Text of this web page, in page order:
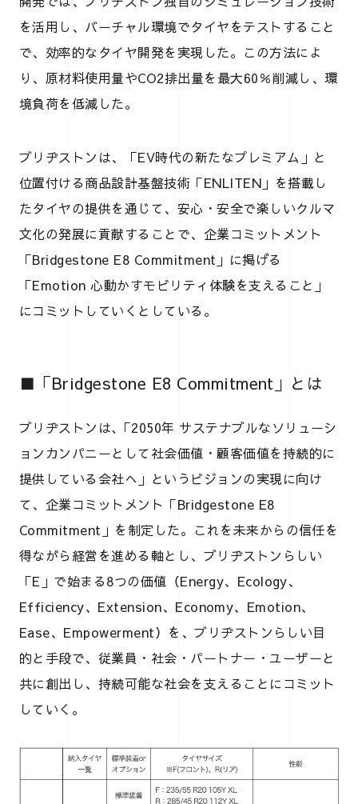
を活用し、バーチャル環境でタイヤをテストすること
で、効率的なタイヤ開発を実現した。この方法によ
り、原材料使用量やCO2排出量を最大60％削減し、環
境負荷を低減した。
ブリヂストンは、「EV時代の新たなプレミアム」と
位置付ける商品設計基盤技術「ENLITEN」を搭載し
たタイヤの提供を通じて、安心・安全で楽しいクルマ
文化の発展に貢献することで、企業コミットメント
「Bridgestone E8 Commitment」に掲げる
「Emotion 心動かすモビリティ体験を支えること」
にコミットしていくとしている。
■「Bridgestone E8 Commitment」とは
ブリヂストンは､「2050年 サステナブルなソリューシ
ョンカンパニーとして社会価値・顧客価値を持続的に
提供している会社へ」というビジョンの実現に向け
て、企業コミットメント「Bridgestone E8
Commitment」を制定した。これを未来からの信任を
得ながら経営を進める軸とし、ブリヂストンらしい
「E」で始まる8つの価値（Energy、Ecology、
Efficiency、Extension、Economy、Emotion、
Ease、Empowerment）を、ブリヂストンらしい目
的と手段で、従業員・社会・パートナー・ユーザーと
共に創出し、持続可能な社会を支えることにコミット
していく。